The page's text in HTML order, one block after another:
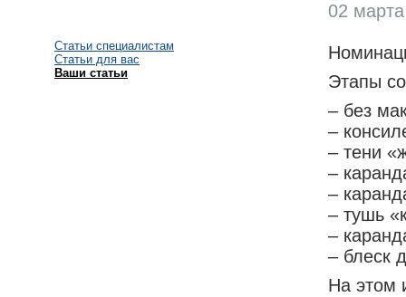
Статьи специалистам
Статьи для вас
Ваши статьи
02
Этапы
– без
–
– тени
–
–
– тушь
–
– блеск
На этом